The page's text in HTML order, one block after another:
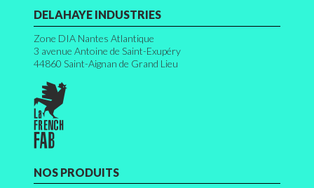
DELAHAYE INDUSTRIES
Zone DIA Nantes Atlantique
3 avenue Antoine de Saint-Exupéry
44860 Saint-Aignan de Grand Lieu
NOS PRODUITS